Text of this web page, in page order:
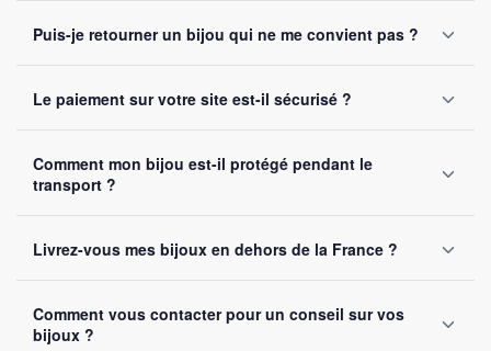
sans montant minimum d'achat. Votre bijou part sous 24 à
48 heures ouvrées.
Puis-je retourner un bijou qui ne me convient pas ?
le retourner. Remboursement intégral garanti, sans
question posée.
Le paiement sur votre site est-il sécurisé ?
SSL. Nous acceptons Visa, Mastercard, PayPal et Apple
Pay. Vos données bancaires ne sont jamais stockées sur
Comment mon bijou est-il protégé pendant le
transport ?
renforcé. Un numéro de suivi vous est envoyé par e-mail
dès l'expédition.
Livrez-vous mes bijoux en dehors de la France ?
Suisse et Canada. Comptez 5 à 10 jours ouvrés selon la
Comment vous contacter pour un conseil sur vos
bijoux ?